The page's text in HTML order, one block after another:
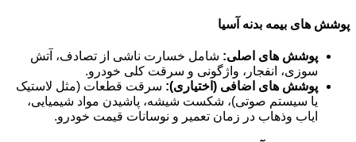
پوشش های بیمه بدنه آسیا
پوشش های اصلی: شامل خسارت ناشی از تصادف، آتش
سوزی، انفجار، واژگونی و سرقت کلی خودرو.
پوشش های اضافی (اختیاری): سرقت قطعات (مثل لاستیک
یا سیستم صوتی)، شکست شیشه، پاشیدن مواد شیمیایی،
ایاب وذهاب در زمان تعمیر و نوسانات قیمت خودرو.